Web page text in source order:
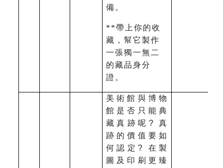
備。
**帶上你的收
藏，幫它製作
一張獨一無二
的藏品身分
證。
美術館與博物
館是否只能典
藏真跡呢? 真
跡的價值要如
何認定? 在製
圖及印刷更臻